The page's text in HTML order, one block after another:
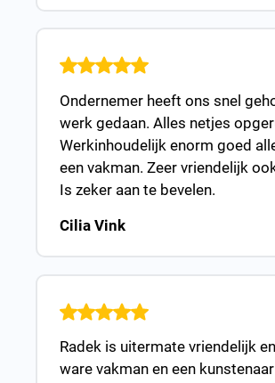
Ondernemer heeft ons snel
werk gedaan. Alles netjes
Werkinhoudelijk enorm goed
een vakman. Zeer vriendelijk
Is zeker aan te bevelen.
Cilia Vink
Radek is uitermate vriendelijk
ware vakman en een